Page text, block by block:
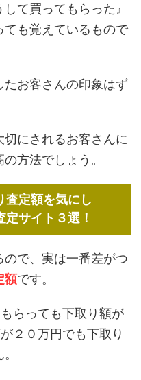
て買ってもらった』
も覚えているもので
お客さんの印象はず
にされるお客さんに
方法でしょう。
査定額を気にし
定サイト３選！
で、実は一番差がつ
額です。
らっても下取り額が
２０万円でも下取り